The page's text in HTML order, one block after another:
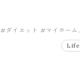
#ダイエット #マイホーム
Life